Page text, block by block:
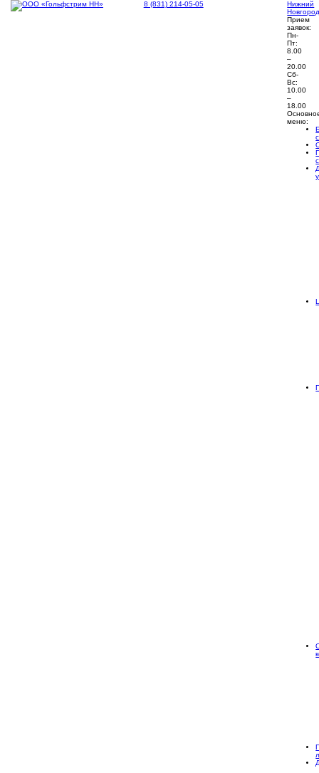
8 (831) 214-05-05
Нижний
Прием
заявок:
Пн-
Пт:
8.00
–
20.00
Сб-
Вс:
10.00
–
18.00
меню: